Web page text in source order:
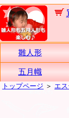
雛人形
五月幟
トップページ ＞ エ